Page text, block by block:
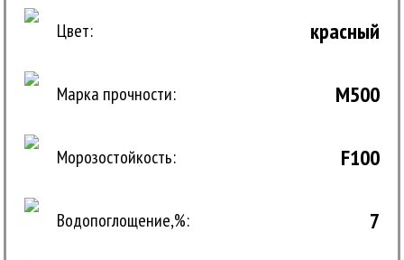
Цвет: красный
Марка прочности: M500
Морозостойкость: F100
Водопоглощение,%: 7